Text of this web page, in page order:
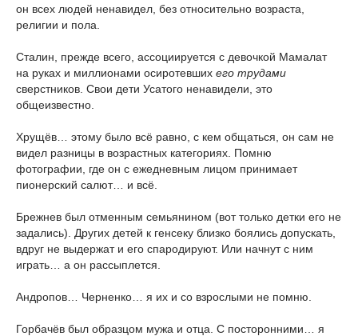
он всех людей ненавидел, без относительно возраста,
религии и пола.
Сталин, прежде всего, ассоциируется с девочкой Мамалат
на руках и миллионами осиротевших его трудами
сверстников. Свои дети Усатого ненавидели, это
общеизвестно.
Хрущёв… этому было всё равно, с кем общаться, он сам не
видел разницы в возрастных категориях. Помню
фотографии, где он с ежедневным лицом принимает
пионерский салют… и всё.
Брежнев был отменным семьянином (вот только детки его не
задались). Других детей к генсеку близко боялись допускать,
вдруг не выдержат и его спародируют. Или начнут с ним
играть… а он рассыплется.
Андропов… Черненко… я их и со взрослыми не помню.
Горбачёв был образцом мужа и отца. С посторонними… я